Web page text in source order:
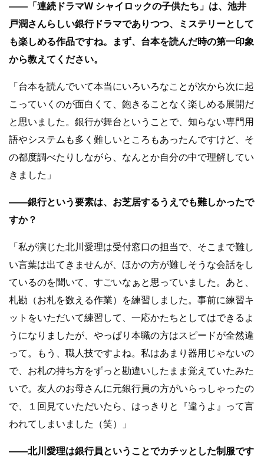
――「連続ドラマW シャイロックの子供たち」は、池井
戸潤さんらしい銀行ドラマでありつつ、ミステリーとして
も楽しめる作品ですね。まず、台本を読んだ時の第一印象
から教えてください。
「台本を読んでいて本当にいろいろなことが次から次に起
こっていくのが面白くて、飽きることなく楽しめる展開だ
と思いました。銀行が舞台ということで、知らない専門用
語やシステムも多く難しいところもあったんですけど、そ
の都度調べたりしながら、なんとか自分の中で理解してい
きました」
――銀行という要素は、お芝居するうえでも難しかったで
すか？
「私が演じた北川愛理は受付窓口の担当で、そこまで難し
い言葉は出てきませんが、ほかの方が難しそうな会話をし
ているのを聞いて、すごいなぁと思っていました。あと、
札勘（お札を数える作業）を練習しました。事前に練習キ
ットをいただいて練習して、一応かたちとしてはできるよ
うになりましたが、やっぱり本職の方はスピードが全然違
って。もう、職人技ですよね。私はあまり器用じゃないの
で、お札の持ち方をずっと勘違いしたまま覚えていたみた
いで。友人のお母さんに元銀行員の方がいらっしゃったの
で、１回見ていただいたら、はっきりと『違うよ』って言
われてしまいました（笑）」
――北川愛理は銀行員ということでカチッとした制服です